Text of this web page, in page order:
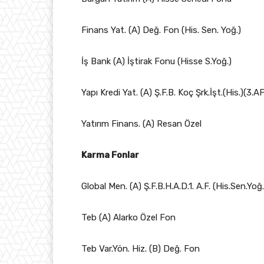
Finans Yat. (A) Değ. Fon (His. Sen. Yoğ.)
İş Bank (A) İştirak Fonu (Hisse S.Yoğ.)
Yapı Kredi Yat. (A) Ş.F.B. Koç
Yatırım Finans. (A) Resan Özel
Karma Fonlar
Global Men. (A) Ş.F.B.H.A.D.1. A.F.
Teb (A) Alarko Özel Fon
Teb Var.Yön. Hiz. (B) Değ. Fon